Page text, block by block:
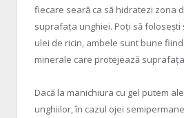
fiecare seară ca să hidratezi zona
suprafața unghiei. Poți să folosești
ulei de ricin, ambele sunt bune
minerale care protejează
Dacă la manichiura cu gel putem
unghiilor, în cazul ojei